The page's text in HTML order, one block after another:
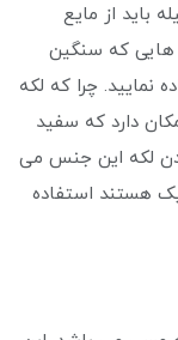
باید از مایع
هایی که سنگین
نمایید. چرا که لکه
دارد که سفید
لکه این جنس می‌
هستند استفاده